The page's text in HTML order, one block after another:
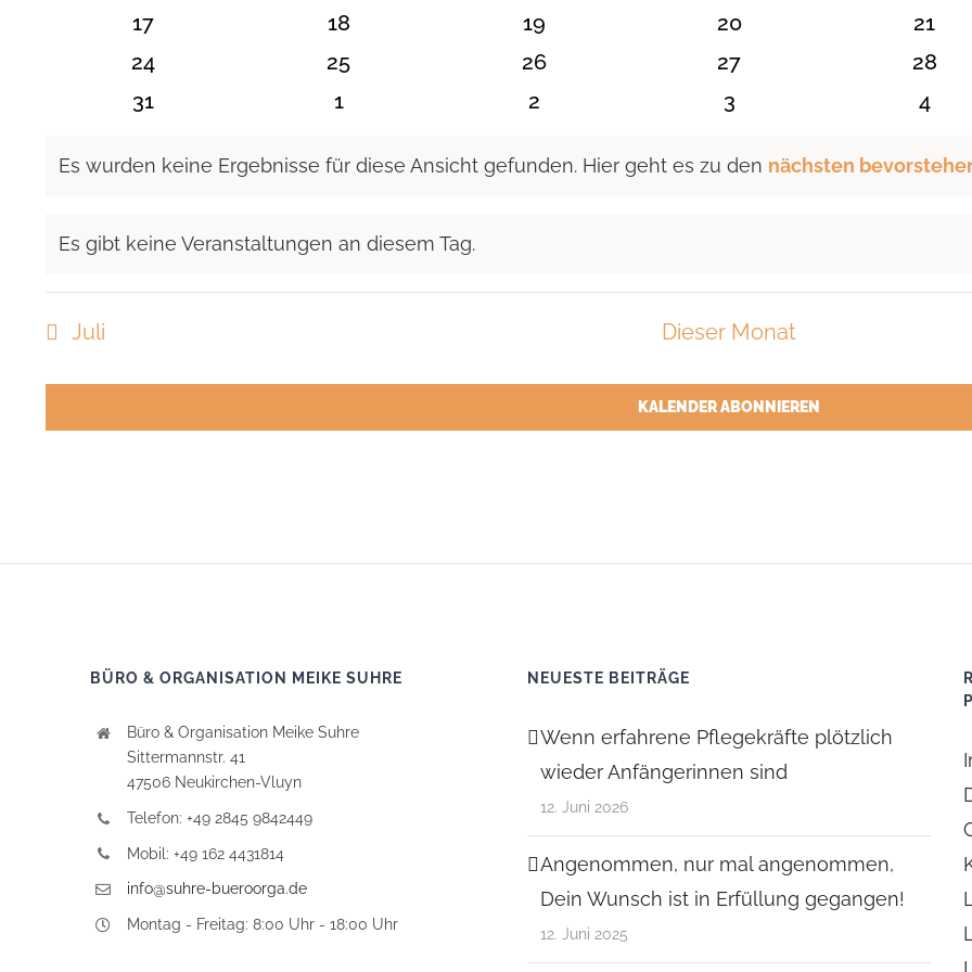
Veranstaltungen
Veranstaltungen
Veranstaltungen
Veranstaltungen
0
Veranstaltungen
17
0
Veranstaltungen
18
0
Veranstaltungen
19
0
Veranstaltungen
20
0
21
0
Veranstaltungen
24
0
Veranstaltungen
25
0
Veranstaltungen
26
0
Veranstaltungen
27
0
28
0
31
0
1
0
2
0
3
0
4
Es wurden keine Ergebnisse für diese Ansicht gefunden. Hier geht es zu den nächsten
Hinweis
Es gibt keine Veranstaltungen an diesem Tag.
Juli Dieser Monat
KALENDER ABONNIEREN
BÜRO & ORGANISATION MEIKE SUHRE
Büro & Organisation Meike Suhre
Sittermannstr. 41
47506 Neukirchen-Vluyn
Telefon: +49 2845 9842449
Mobil: +49 162 4431814
info@suhre-bueroorga.de
Montag - Freitag: 8:00 Uhr - 18:00 Uhr
NEUESTE BEITRÄGE
Wenn erfahrene Pflegekräfte plötzlich
wieder Anfängerinnen sind
12. Juni 2026
Angenommen, nur mal angenommen,
Dein Wunsch ist in Erfüllung gegangen!
12. Juni 2025